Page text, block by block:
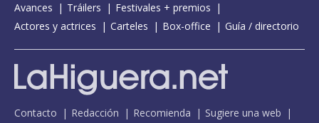
Avances
Tráilers
Festivales + premios
Actores y actrices
Carteles Box-office Guía / directorio
Contacto Redacción Recomienda
Sugiere una web